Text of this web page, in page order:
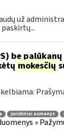
už
be
mokesčių
juridiniai asmenys
»